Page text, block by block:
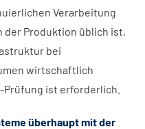
Verarbeitung
der Produktion üblich ist,
bei
wirtschaftlich
Prüfung ist erforderlich.
überhaupt mit der